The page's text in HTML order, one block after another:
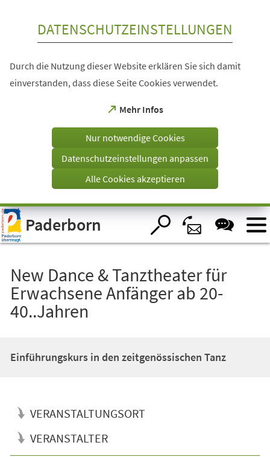
Visuelle
Assistenzsoftware
öffnen.
DATENSCHUTZEINSTELLUNGEN
Durch die Nutzung dieser Website erklären Sie sich damit
einverstanden, dass diese Seite Cookies verwendet.
Mehr Infos
(Öffnet
einem
Tab)
Nur notwendige Cookies
Datenschutzeinstellungen anpassen
Alle Cookies akzeptieren
Paderborn
New Dance & Tanztheater für
Erwachsene Anfänger ab 20-
40..Jahren
Einführungskurs in den zeitgenössischen Tanz
VERANSTALTUNGSORT
VERANSTALTER